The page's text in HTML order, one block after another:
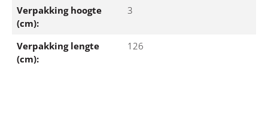
Verpakking hoogte
(cm):
3
Verpakking lengte
(cm):
126